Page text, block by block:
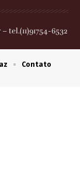
– tel.(11)91754-6532
Contato